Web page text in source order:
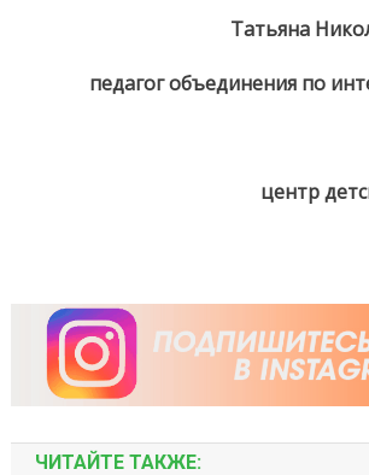
Татьяна
педагог объединения по
центр
ЧИТАЙТЕ ТАКЖЕ: